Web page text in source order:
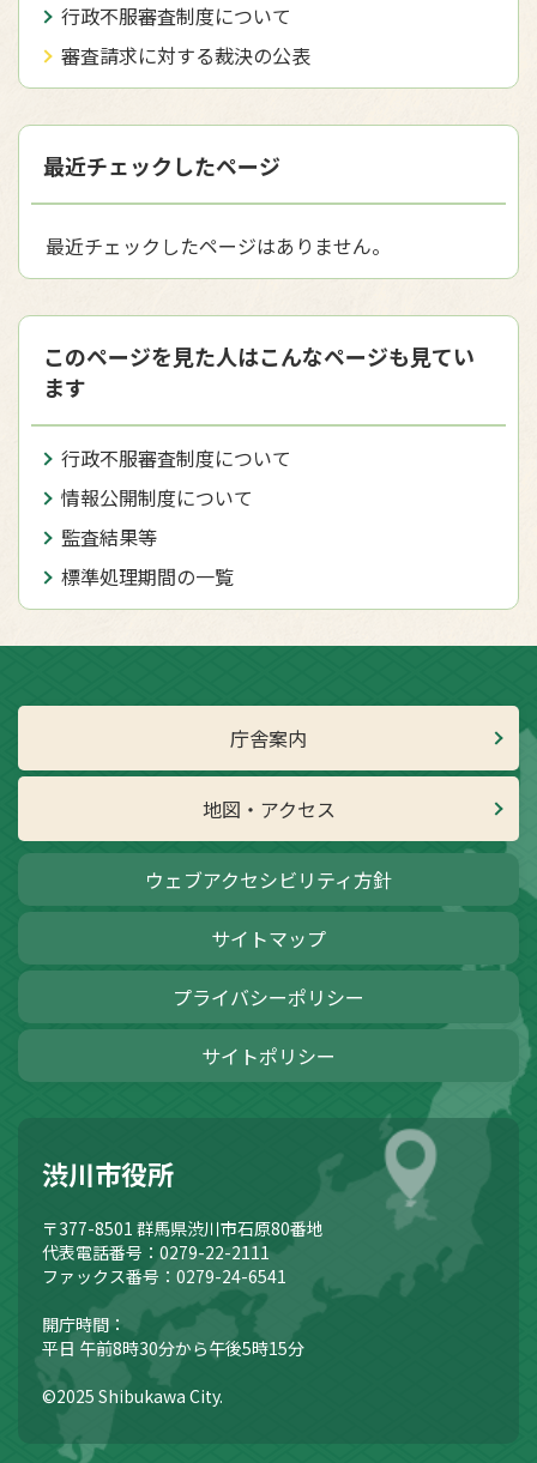
行政不服審査制度について
審査請求に対する裁決の公表
最近チェックしたページ
最近チェックしたページはありません。
このページを見た人はこんなページも見てい
ます
行政不服審査制度について
情報公開制度について
監査結果等
標準処理期間の一覧
庁舎案内
地図・アクセス
ウェブアクセシビリティ方針
サイトマップ
プライバシーポリシー
サイトポリシー
渋川市役所
〒377-8501 群馬県渋川市石原80番地
代表電話番号：0279-22-2111
ファックス番号：0279-24-6541
開庁時間：
平日 午前8時30分から午後5時15分
©2025 Shibukawa City.